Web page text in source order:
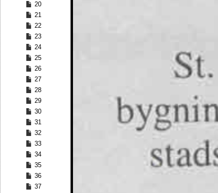
20
21
22
23
24
25
26
27
28
29
30
31
32
33
34
35
36
37